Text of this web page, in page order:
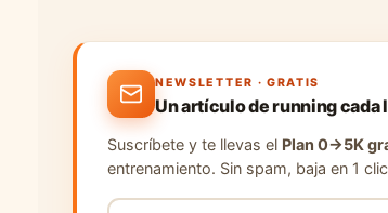
NEWSLETTER · GRATIS
Un artículo de running cada
Suscríbete y te llevas el Plan 0→5K
entrenamiento. Sin spam, baja en 1